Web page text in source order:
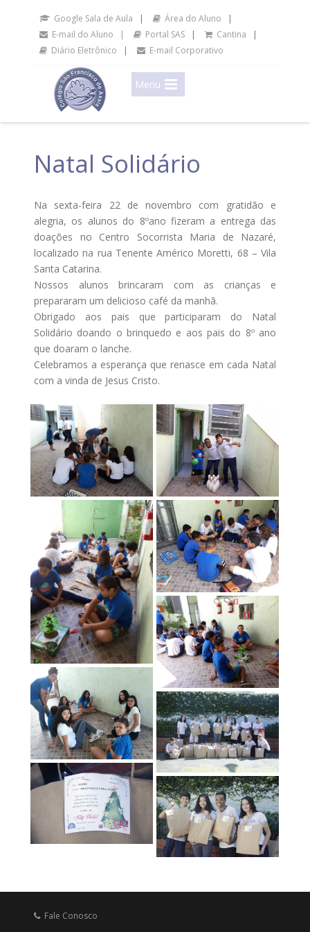
Google Sala de Aula | Área do Aluno |
E-mail do Aluno |
Portal SAS | Cantina |
Diário Eletrônico | E-mail Corporativo
Menu
Natal Solidário
Na sexta-feira 22 de novembro com gratidão e
alegria, os alunos do 8ºano fizeram a entrega das
doações no Centro Socorrista Maria de Nazaré,
localizado na rua Tenente Américo Moretti, 68 – Vila
Santa Catarina.
Nossos alunos brincaram com as crianças e
prepararam um delicioso café da manhã.
Obrigado aos pais que participaram do Natal
Solidário doando o brinquedo e aos pais do 8º ano
que doaram o lanche.
Celebramos a esperança que renasce em cada Natal
com a vinda de Jesus Cristo.
Fale Conosco